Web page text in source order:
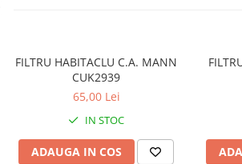
FILTRU HABITACLU C.A. MANN
CUK2939
65,00 Lei
IN STOC
ADAUGA IN COS